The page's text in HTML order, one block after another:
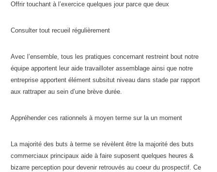
Offrir touchant à l’exercice quelques jour parce que deux
Consulter tout recueil régulièrement
Avec l’ensemble, tous les pratiques concernant restreint bout notre
équipe apportent leur aide travailloter assemblage ainsi que notre
entreprise apportent élément subsitut niveau dans stade par rapport
aux rattraper au sein d’une brève durée.
Appréhender ces rationnels à moyen terme sur la un moment
La majorité des buts à terme se révèlent être la majorité des buts
commerciaux principaux aide à faire suposent quelques heures &
bizarre perception pour devenir retrouvés au coeur du prospectif. Ce